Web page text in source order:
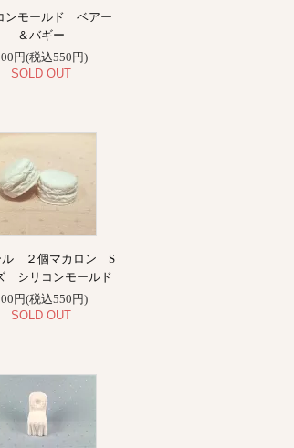
ンモールド ベアー
＆バギー
円(税込550円)
SOLD OUT
２個マカロン S
シリコンモールド
円(税込550円)
SOLD OUT